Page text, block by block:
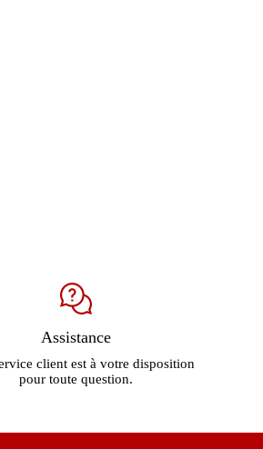
Assistance
client est à votre disposition
pour toute question.